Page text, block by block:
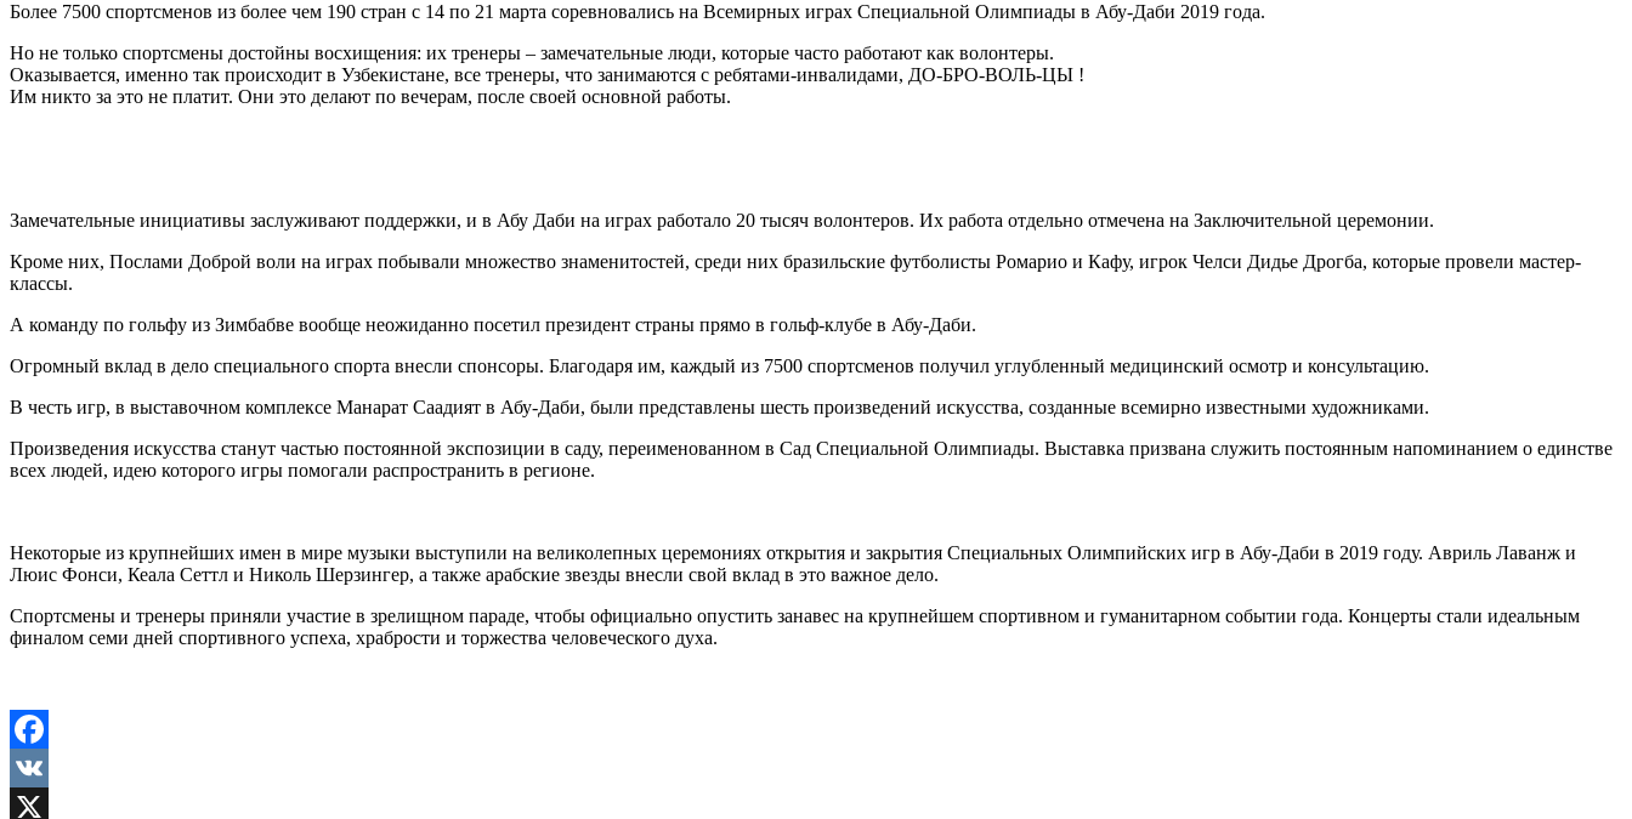
Более 7500 спортсменов из более чем 190 стран с 14 по 21 марта соревновались на Всемирных играх Специальной Олимпиады в Абу-Даби 2019 года.
Но не только спортсмены достойны восхищения: их тренеры – замечательные люди, которые часто работают как волонтеры.
Оказывается, именно так происходит в Узбекистане, все тренеры, что занимаются с ребятами-инвалидами, ДО-БРО-ВОЛЬ-ЦЫ !
Им никто за это не платит. Они это делают по вечерам, после своей основной работы.
Замечательные инициативы заслуживают поддержки, и в Абу Даби на играх работало 20 тысяч волонтеров. Их работа отдельно отмечена на Заключительной церемонии.
Кроме них, Послами Доброй воли на играх побывали множество знаменитостей, среди них бразильские футболисты Ромарио и Кафу, игрок Челси Дидье Дрогба, которые провели мастер-
классы.
А команду по гольфу из Зимбабве вообще неожиданно посетил президент страны прямо в гольф-клубе в Абу-Даби.
Огромный вклад в дело специального спорта внесли спонсоры. Благодаря им, каждый из 7500 спортсменов получил углубленный медицинский осмотр и консультацию.
В честь игр, в выставочном комплексе Манарат Саадият в Абу-Даби, были представлены шесть произведений искусства, созданные всемирно известными художниками.
Произведения искусства станут частью постоянной экспозиции в саду, переименованном в Сад Специальной Олимпиады. Выставка призвана служить постоянным напоминанием о единстве
всех людей, идею которого игры помогали распространить в регионе.
Некоторые из крупнейших имен в мире музыки выступили на великолепных церемониях открытия и закрытия Специальных Олимпийских игр в Абу-Даби в 2019 году. Авриль Лаванж и
Люис Фонси, Кеала Сеттл и Николь Шерзингер, а также арабские звезды внесли свой вклад в это важное дело.
Спортсмены и тренеры приняли участие в зрелищном параде, чтобы официально опустить занавес на крупнейшем спортивном и гуманитарном событии года. Концерты стали идеальным
финалом семи дней спортивного успеха, храбрости и торжества человеческого духа.
Facebook
VK